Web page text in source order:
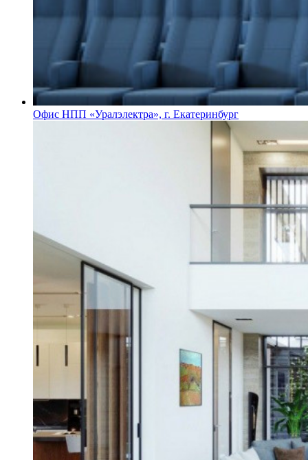
Офис НПП «Уралэлектра», г. Екатеринбург